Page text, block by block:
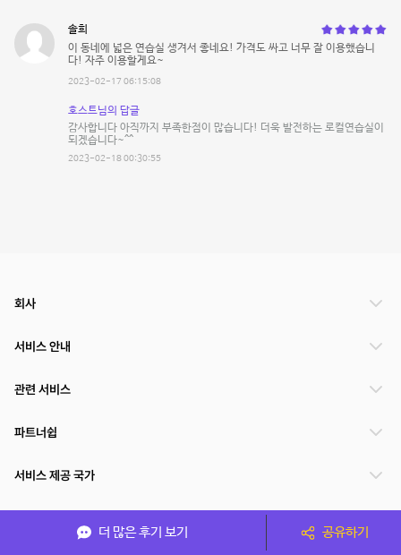
솔희
이 동네에 넓은 연습실 생겨서 좋네요! 가격도 싸고 너무 잘 이용했습니
다! 자주 이용할게요~
2023-02-17 06:15:08
호스트님의 답글
감사합니다 아직까지 부족한점이 많습니다! 더욱 발전하는 로컬연습실이
되겠습니다~^^
2023-02-18 00:30:55
더 많은 후기 보기 공유하기
회사
서비스 안내
관련 서비스
파트너쉽
서비스 제공 국가
(주)NSPACE 사업자정보